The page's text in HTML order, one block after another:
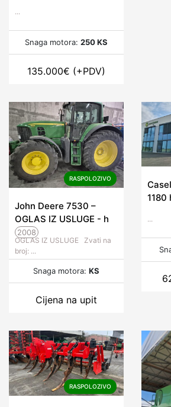
...
Snaga motora: 250 KS
135.000€ (+PDV)
RASPOLOZIVO
John Deere 7530 –
OGLAS IZ USLUGE - h
2008
OGLAS IZ USLUGE Zvati na
broj: ...
Snaga motora: KS
Cijena na upit
1180
...
RASPOLOZIVO